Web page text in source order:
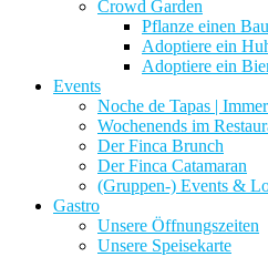
Crowd Garden
Pflanze einen
Adoptiere ein
Adoptiere ein
Events
Noche de Tapas |
Wochenends im
Der Finca Brunch
Der Finca Catamaran
(Gruppen-) Events &
Gastro
Unsere Öffnungszeiten
Unsere Speisekarte